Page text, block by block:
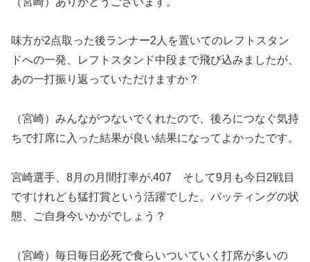
味方が2点取った後ランナー2人を置いてのレフトスタン
ドへの一発、レフトスタンド中段まで飛び込みましたが、
あの一打振り返っていただけますか？
（宮崎）みんながつないでくれたので、後ろにつなぐ気持
ちで打席に入った結果が良い結果になってよかったです。
宮崎選手、8月の月間打率が.407 そして9月も今日2戦目
ですけれども猛打賞という活躍でした。バッティングの状
態、ご自身今いかがでしょう？
（宮崎）毎日毎日必死で食らいついていく打席が多いの